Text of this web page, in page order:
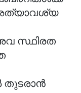
അത്യാവശ്യ
സ്ഥിരത
തുടരാൻ